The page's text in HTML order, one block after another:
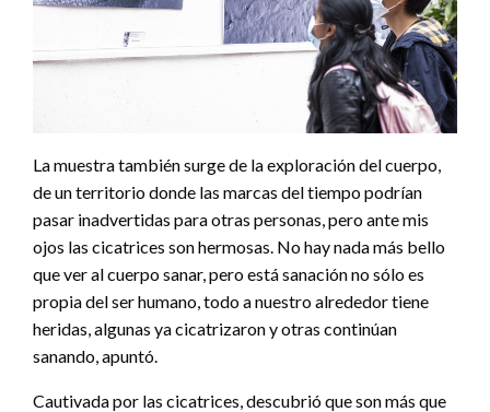
La muestra también surge de la exploración del cuerpo,
de un territorio donde las marcas del tiempo podrían
pasar inadvertidas para otras personas, pero ante mis
ojos las cicatrices son hermosas. No hay nada más bello
que ver al cuerpo sanar, pero está sanación no sólo es
propia del ser humano, todo a nuestro alrededor tiene
heridas, algunas ya cicatrizaron y otras continúan
sanando, apuntó.
Cautivada por las cicatrices, descubrió que son más que